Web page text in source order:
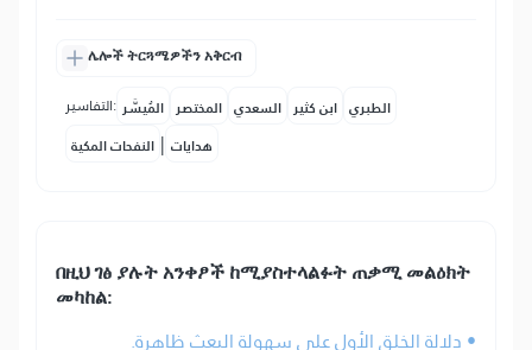
ሌሎች ትርጓሜዎችን አቅርብ
التفاسير: المُيسَّر المختصر السعدي ابن كثير الطبري
النفحات المكية | هدايات
በዚህ ገፅ ያሉት አንቀፆች ከሚያስተላልፉት ጠቃሚ መልዕክት
መካከል:
• دلالة الخلق الأول على سهولة البعث ظاهرة.